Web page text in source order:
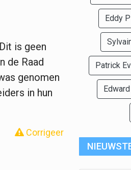
is geen
de Raad
genomen
in hun
Corrigeer
Eddy
Patrick